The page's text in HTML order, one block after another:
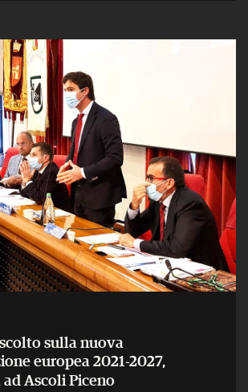
sulla nuova
europea 2021-2027,
Ascoli Piceno